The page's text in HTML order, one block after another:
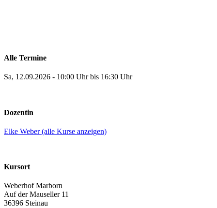
Alle Termine
Sa, 12.09.2026 - 10:00 Uhr bis 16:30 Uhr
Dozentin
Elke Weber (alle Kurse anzeigen)
Kursort
Weberhof Marborn
Auf der Mauseller 11
36396 Steinau